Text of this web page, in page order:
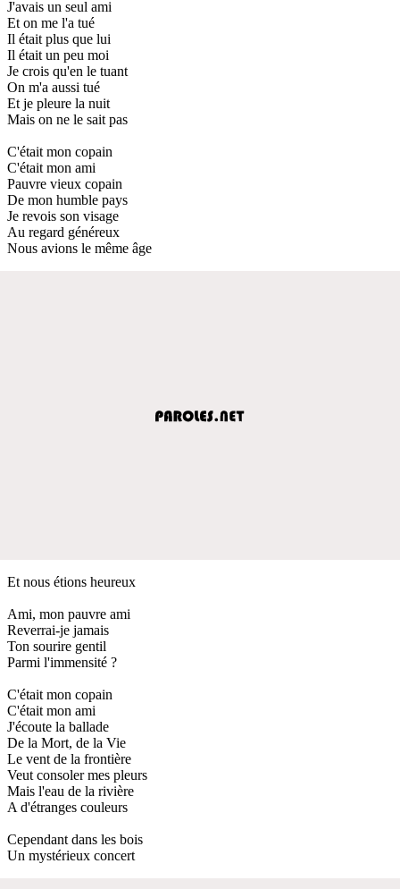
J'avais un seul ami
Et on me l'a tué
Il était plus que lui
Il était un peu moi
Je crois qu'en le tuant
On m'a aussi tué
Et je pleure la nuit
Mais on ne le sait pas
C'était mon copain
C'était mon ami
Pauvre vieux copain
De mon humble pays
Je revois son visage
Au regard généreux
Nous avions le même âge
Et nous étions heureux
Ami, mon pauvre ami
Reverrai-je jamais
Ton sourire gentil
Parmi l'immensité ?
C'était mon copain
C'était mon ami
J'écoute la ballade
De la Mort, de la Vie
Le vent de la frontière
Veut consoler mes pleurs
Mais l'eau de la rivière
A d'étranges couleurs
Cependant dans les bois
Un mystérieux concert